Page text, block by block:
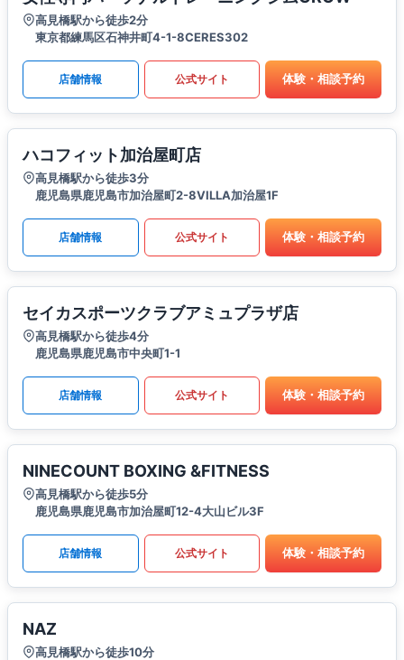
高見橋駅から徒歩2分
東京都練馬区石神井町4-1-8CERES302
店舗情報 公式サイト 体験・相談予約
ハコフィット加治屋町店
高見橋駅から徒歩3分
鹿児島県鹿児島市加治屋町2-8VILLA加治屋1F
店舗情報 公式サイト 体験・相談予約
セイカスポーツクラブアミュプラザ店
高見橋駅から徒歩4分
鹿児島県鹿児島市中央町1-1
店舗情報 公式サイト 体験・相談予約
NINECOUNT BOXING &FITNESS
高見橋駅から徒歩5分
鹿児島県鹿児島市加治屋町12-4大山ビル3F
店舗情報 公式サイト 体験・相談予約
NAZ
高見橋駅から徒歩10分